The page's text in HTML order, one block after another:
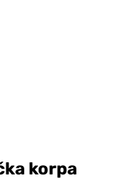
korpa